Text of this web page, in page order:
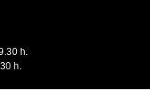
h.
h.